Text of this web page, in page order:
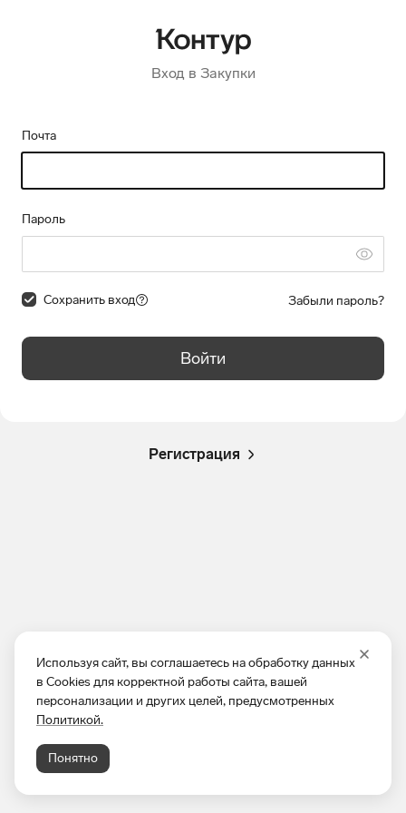
Используя сайт, вы соглашаетесь на обработку данных
в Cookies для корректной работы сайта, вашей
персонализации и других целей, предусмотренных
Политикой.
Понятно
Вход в Закупки
Почта
Пароль
Сохранить вход Забыли пароль?
Войти
Регистрация